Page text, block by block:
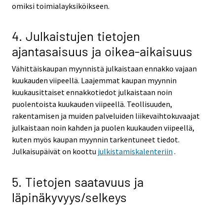
omiksi toimialayksiköikseen.
4. Julkaistujen tietojen
ajantasaisuus ja oikea-aikaisuus
Vähittäiskaupan myynnistä julkaistaan ennakko vajaan
kuukauden viipeellä. Laajemmat kaupan myynnin
kuukausittaiset ennakkotiedot julkaistaan noin
puolentoista kuukauden viipeellä. Teollisuuden,
rakentamisen ja muiden palveluiden liikevaihtokuvaajat
julkaistaan noin kahden ja puolen kuukauden viipeellä,
kuten myös kaupan myynnin tarkentuneet tiedot.
Julkaisupäivät on koottu julkistamiskalenteriin .
5. Tietojen saatavuus ja
läpinäkyvyys/selkeys